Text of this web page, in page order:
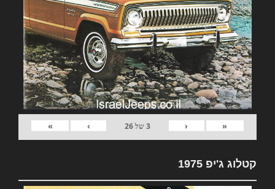
«
‹
3של26
›
»
קטלוג ג'יפ 1975